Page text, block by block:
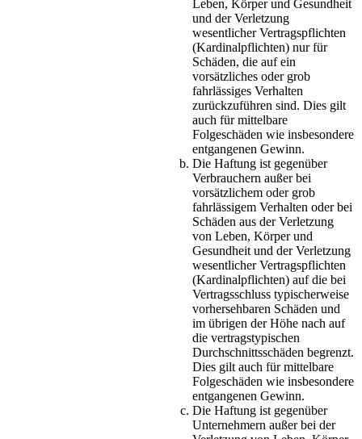
Leben, Körper und Gesundheit
und der Verletzung
wesentlicher Vertragspflichten
(Kardinalpflichten) nur für
Schäden, die auf ein
vorsätzliches oder grob
fahrlässiges Verhalten
zurückzuführen sind. Dies gilt
auch für mittelbare
Folgeschäden wie insbesondere
entgangenen Gewinn.
Die Haftung ist gegenüber
Verbrauchern außer bei
vorsätzlichem oder grob
fahrlässigem Verhalten oder bei
Schäden aus der Verletzung
von Leben, Körper und
Gesundheit und der Verletzung
wesentlicher Vertragspflichten
(Kardinalpflichten) auf die bei
Vertragsschluss typischerweise
vorhersehbaren Schäden und
im übrigen der Höhe nach auf
die vertragstypischen
Durchschnittsschäden begrenzt.
Dies gilt auch für mittelbare
Folgeschäden wie insbesondere
entgangenen Gewinn.
Die Haftung ist gegenüber
Unternehmern außer bei der